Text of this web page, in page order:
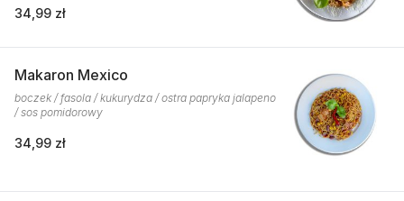
34,99 zł
Makaron Mexico
boczek / fasola / kukurydza / ostra papryka jalapeno
/ sos pomidorowy
34,99 zł